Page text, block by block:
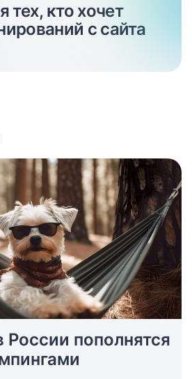
тех, кто хочет
с сайта
России пополнятся